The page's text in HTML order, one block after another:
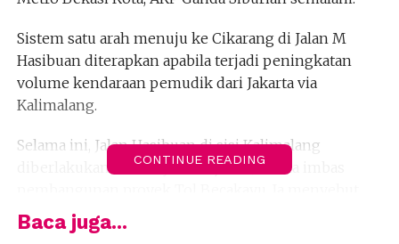
Sistem satu arah menuju ke Cikarang di Jalan M
Hasibuan diterapkan apabila terjadi peningkatan
volume kendaraan pemudik dari Jakarta via
Kalimalang.
Selama ini, Jalan Hasibuan di sisi Kalimalang
diberlakukan one way menuju ke Jakarta imbas
rekayasa lalin one way menuju ke Cikarang di Jalan
Hasibuan telah dikaji dalam rangka menghadapi
CONTINUE READING
Baca juga...